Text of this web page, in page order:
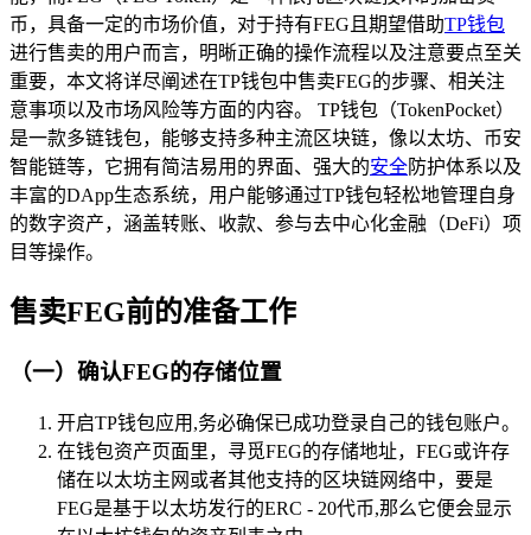
币，具备一定的市场价值，对于持有FEG且期望借助TP钱包
进行售卖的用户而言，明晰正确的操作流程以及注意要点至关
重要，本文将详尽阐述在TP钱包中售卖FEG的步骤、相关注
意事项以及市场风险等方面的内容。 TP钱包（TokenPocket）
是一款多链钱包，能够支持多种主流区块链，像以太坊、币安
智能链等，它拥有简洁易用的界面、强大的安全防护体系以及
丰富的DApp生态系统，用户能够通过TP钱包轻松地管理自身
的数字资产，涵盖转账、收款、参与去中心化金融（DeFi）项
目等操作。
售卖FEG前的准备工作
（一）确认FEG的存储位置
开启TP钱包应用,务必确保已成功登录自己的钱包账户。
在钱包资产页面里，寻觅FEG的存储地址，FEG或许存
储在以太坊主网或者其他支持的区块链网络中，要是
FEG是基于以太坊发行的ERC - 20代币,那么它便会显示